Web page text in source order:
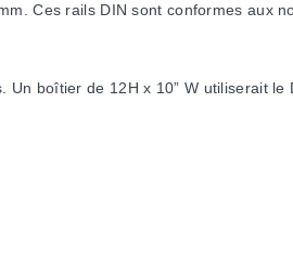
Ces rails DIN sont conformes aux
boîtier de 12H x 10” W utiliserait le
des composants. Les supports